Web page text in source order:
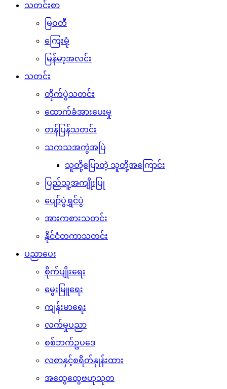
သတင်းစာ
မြဝတီ
ကြေးမုံ
မြန်မာ့အလင်း
သတင်း
တိုက်ပွဲသတင်း
ထောက်ခံအားပေးမှု
တန်ပြန်သတင်း
သကသအကွဲအပြဲ
သူတို့ပြောတဲ့ သူတို့အကြောင်း
ပြည်သူ့အကျိုးပြု
ပျော်ပွဲရွှင်ပွဲ
အားကစားသတင်း
နိုင်ငံတကာသတင်း
ပညာပေး
စိုက်ပျိုးရေး
မွေးမြူရေး
ကျန်းမာရေး
လက်မှုပညာ
စစ်ဘက်ဥပဒေ
လစာနှင့်စရိတ်နှုန်းထား
အထွေထွေဗဟုသုတ